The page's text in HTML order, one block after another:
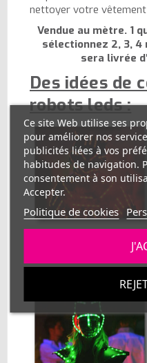
nettoyer votre
Vendue au mètre. 1
sélectionnez 2, 3, 4
sera livrée
Des idées de
robots leds :
Robot led Be-Light
Ce site Web utilise ses
pour améliorer nos
publicités liées à vos
habitudes de navigation.
consentement à son
Accepter.
Politique de cookies